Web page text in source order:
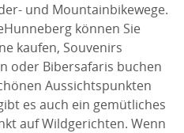
und Mountainbikewege.
können Sie
kaufen, Souvenirs
oder Bibersafaris buchen
Aussichtspunkten
es auch ein gemütliches
auf Wildgerichten. Wenn